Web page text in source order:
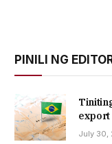
PINILI NG
export
July 30,